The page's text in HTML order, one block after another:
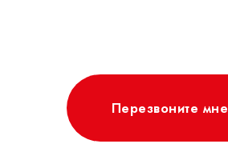
Перезвоните мне